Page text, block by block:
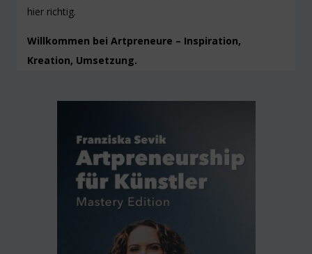
hier richtig.
Willkommen bei Artpreneure – Inspiration,
Kreation, Umsetzung.